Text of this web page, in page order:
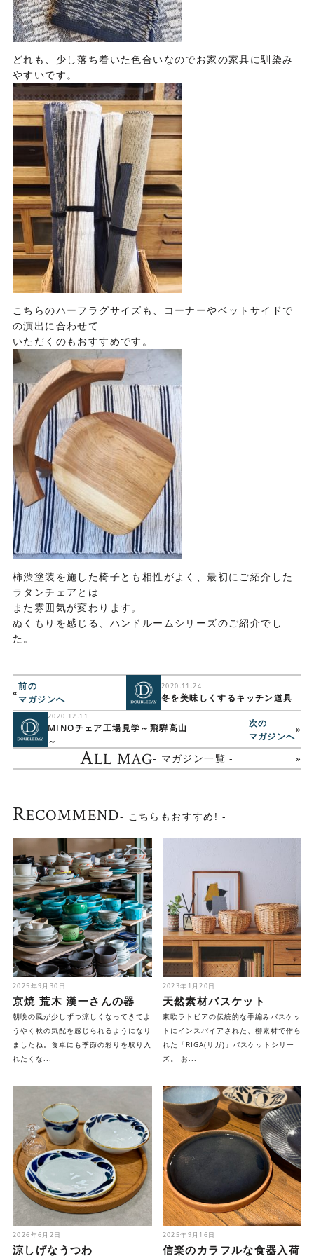
どれも、少し落ち着いた色合いなのでお家の家具に馴染み
やすいです。
こちらのハーフラグサイズも、コーナーやベットサイドで
の演出に合わせて
いただくのもおすすめです。
柿渋塗装を施した椅子とも相性がよく、最初にご紹介した
ラタンチェアとは
また雰囲気が変わります。
ぬくもりを感じる、ハンドルームシリーズのご紹介でし
た。
2020.11.24
冬を美味しくするキッチン道具
«
前の
マガジンへ
ALL MAG- マガジン一覧 -
2020.12.11
MINOチェア工場見学～飛騨高山
～
次の
マガジンへ
»
RECOMMEND- こちらもおすすめ! -
2025年9月30日
京焼 荒木 漢一さんの器
朝晩の風が少しずつ涼しくなってきてよ
うやく秋の気配を感じられるようになり
ましたね。食卓にも季節の彩りを取り入
れたくな...
2023年1月20日
天然素材バスケット
東欧ラトビアの伝統的な手編みバスケッ
トにインスパイアされた、柳素材で作ら
れた「RIGA(リガ)」バスケットシリー
ズ。 お...
2026年6月2日
涼しげなうつわ
2025年9月16日
信楽のカラフルな食器入荷